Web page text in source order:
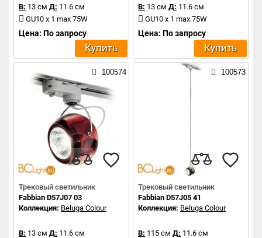
В: 13 см Д: 11.6 см
GU10 x 1 max 75W
Цена: По запросу
Купить
В: 13 см Д: 11.6 см
GU10 x 1 max 75W
Цена: По запросу
Купить
100574
Трековый светильник
Fabbian D57J07 03
Коллекция: Beluga Colour
В: 13 см Д: 11.6 см
100573
Трековый светильник
Fabbian D57J05 41
Коллекция: Beluga Colour
В: 115 см Д: 11.6 см